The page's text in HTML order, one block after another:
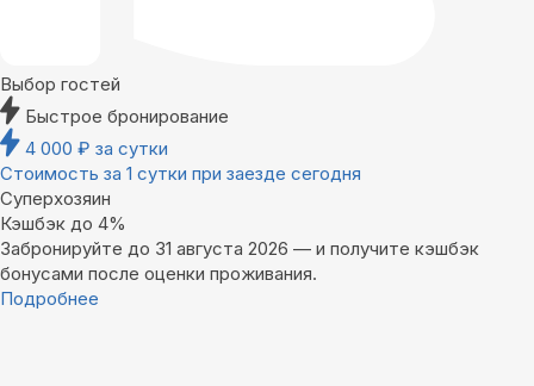
Выбор гостей
Быстрое бронирование
4 000 ₽ за сутки
Стоимость за 1 сутки при заезде сегодня
Суперхозяин
Кэшбэк до 4%
Забронируйте до 31 августа 2026 — и получите кэшбэк
бонусами после оценки проживания.
Подробнее